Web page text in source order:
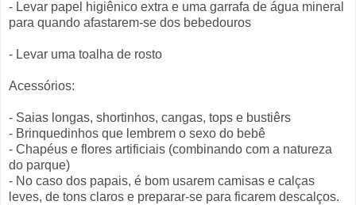
- Levar papel higiênico extra e uma garrafa de água mineral
para quando afastarem-se dos bebedouros
- Levar uma toalha de rosto
Acessórios:
- Saias longas, shortinhos, cangas, tops e bustiêrs
- Brinquedinhos que lembrem o sexo do bebê
- Chapéus e flores artificiais (combinando com a natureza
do parque)
- No caso dos papais, é bom usarem camisas e calças
leves, de tons claros e preparar-se para ficarem descalços.